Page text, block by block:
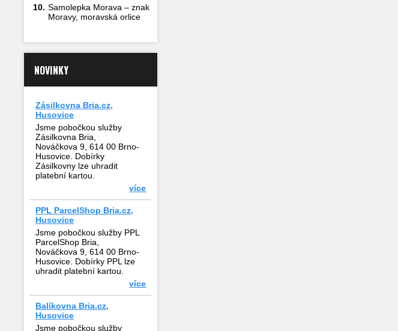
10. Samolepka Morava – znak
Moravy, moravská orlice
NOVINKY
Zásilkovna Bria.cz,
Husovice
Jsme pobočkou služby
Zásilkovna Bria,
Nováčkova 9, 614 00 Brno-
Husovice. Dobírky
Zásilkovny lze uhradit
platební kartou.
více
PPL ParcelShop Bria.cz,
Husovice
Jsme pobočkou služby PPL
ParcelShop Bria,
Nováčkova 9, 614 00 Brno-
Husovice. Dobírky PPL lze
uhradit platební kartou.
více
Balíkovna Bria.cz,
Husovice
Jsme pobočkou služby